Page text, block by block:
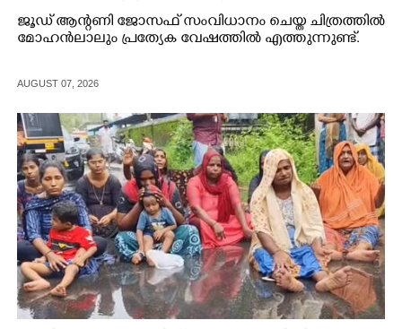
അവസാന നിമിഷം നടന്നില്ല'; കാരണം
തുറന്നുപറഞ്ഞ് ജൂഡ് ആന്റണി
ജൂഡ് ആന്റണി ജോസഫ് സംവിധാനം ചെയ്ത ചിത്രത്തിൽ
മോഹൻലാലും പ്രത്യേക വേഷത്തിൽ എത്തുന്നുണ്ട്.
AUGUST 07, 2026